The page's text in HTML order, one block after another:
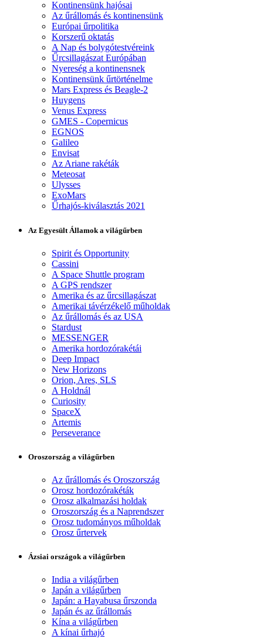
Kontinensünk hajósai
Az űrállomás és kontinensünk
Európai űrpolitika
Korszerű oktatás
A Nap és bolygótestvéreink
Űrcsillagászat Európában
Nyereség a kontinensnek
Kontinensünk űrtörténelme
Mars Express és Beagle-2
Huygens
Venus Express
GMES - Copernicus
EGNOS
Galileo
Envisat
Az Ariane rakéták
Meteosat
Ulysses
ExoMars
Űrhajós-kiválasztás 2021
Az Egyesült Államok a világűrben
Spirit és Opportunity
Cassini
A Space Shuttle program
A GPS rendszer
Amerika és az űrcsillagászat
Amerikai távérzékelő műholdak
Az űrállomás és az USA
Stardust
MESSENGER
Amerika hordozórakétái
Deep Impact
New Horizons
Orion, Ares, SLS
A Holdnál
Curiosity
SpaceX
Artemis
Perseverance
Oroszország a világűrben
Az űrállomás és Oroszország
Orosz hordozórakéták
Orosz alkalmazási holdak
Oroszország és a Naprendszer
Orosz tudományos műholdak
Orosz űrtervek
Ázsiai országok a világűrben
India a világűrben
Japán a világűrben
Japán: a Hayabusa űrszonda
Japán és az űrállomás
Kína a világűrben
A kínai űrhajó